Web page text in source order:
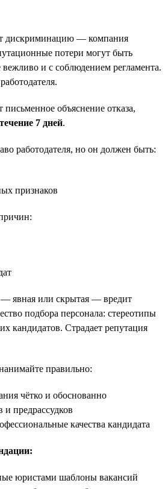
дискриминацию — компания
потери могут быть
вежливо и с соблюдением регламента.
письменное объяснение отказа,
7 дней.
работодателя, но он должен быть:
признаков
явная или скрытая — вредит
подбора персонала: стереотипы
кандидатов. Страдает репутация
правильно:
чётко и обоснованно
и предрассудков
качества кандидата
юристами шаблоны вакансий